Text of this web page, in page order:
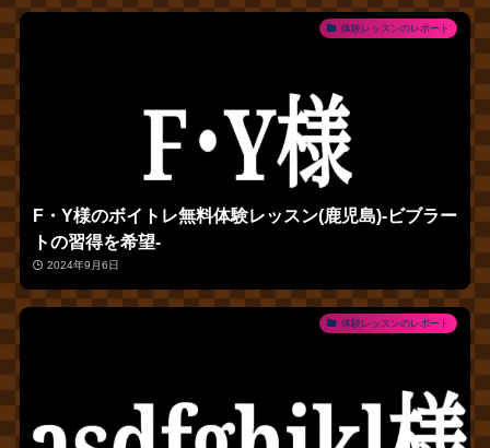
体験レッスンのレポート
F・Y様のボイトレ無料体験レッスン(鹿児島)‐ビブラー
トの習得を希望‐
2024年9月6日
体験レッスンのレポート